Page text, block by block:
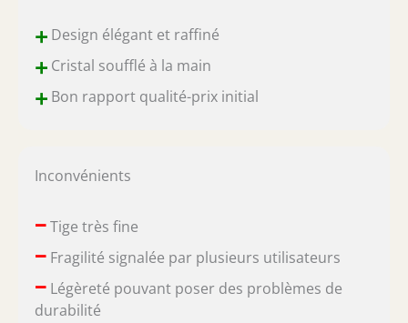
+Design élégant et raffiné
+Cristal soufflé à la main
+Bon rapport qualité-prix initial
Inconvénients
–Tige très fine
–Fragilité signalée par plusieurs utilisateurs
–Légèreté pouvant poser des problèmes de
durabilité